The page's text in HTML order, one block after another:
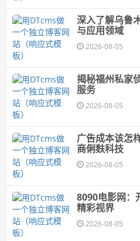
深入了解乌鲁
与应用领域
2026-08-05
揭秘福州私家
服务
2026-08-05
广告成本该怎
商俐麸科技
2026-08-05
8090电影网：
精彩视界
2026-08-05